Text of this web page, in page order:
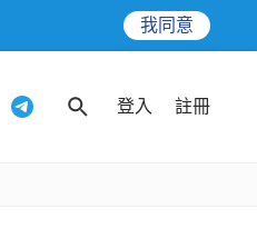
我同意
登入 註冊